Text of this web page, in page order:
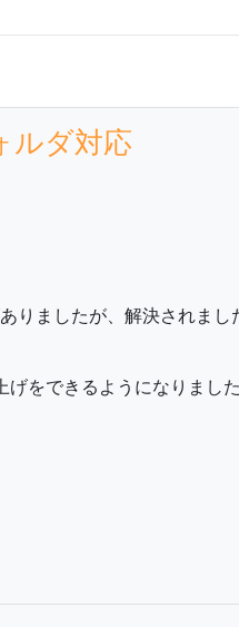
ルダ対応
ましたが、解決されま
をできるようになりました